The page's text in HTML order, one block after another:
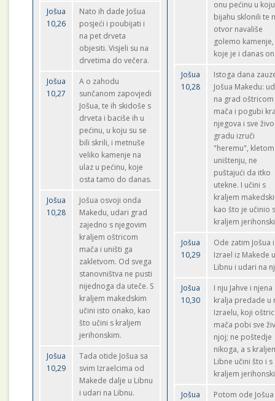
Jošua
10,26
Nato ih dade Jošua
posjeći i poubijati i
na pet drveta
objesiti. Visjeli su na
drvetima do večera.
Jošua
10,27
A o zahodu
sunčanom zapovjedi
Jošua, te ih skidoše s
drveta i baciše ih u
pećinu, u koju su se
bili skrili, i metnuše
veliko kamenje na
ulaz u pećinu, koje
osta tamo do danas.
Jošua
10,28
Jošua osvoji onda
Makedu, udari grad
zajedno s njegovim
kraljem oštricom
mača i uništi ga
zakletvom. Od svega
stanovništva ne pusti
nijednoga da uteče. S
kraljem makedskim
učini isto onako, kao
što učini s kraljem
jerihonskim.
Jošua
10,29
Tada otide Jošua sa
svim Izraelcima od
Makede dalje u Libnu
i udari na Libnu.
onu pećinu u
bijahu sklonili te
otvor navališe
golemo kamenje,
koje je i danas
Jošua
10,28
Istoga dana
Jošua Makedu:
na grad oštricom
mača i pogubi
njegova i sve
gradu izruči
"heremu", kletom
uništenju, ne
puštajući da itko
utekne. I učini s
kraljem
kao što je učinio
kraljem
Jošua
10,29
Ode zatim Jošua
Izrael iz Makede
Libnu i udari na
Jošua
10,30
I nju Jahve i njena
kralja predade u
Izraelu, koji
mača pobi sve
njoj; ne poštedje
nikoga, a s
Libne učini što i s
kraljem
Jošua
Potom ode